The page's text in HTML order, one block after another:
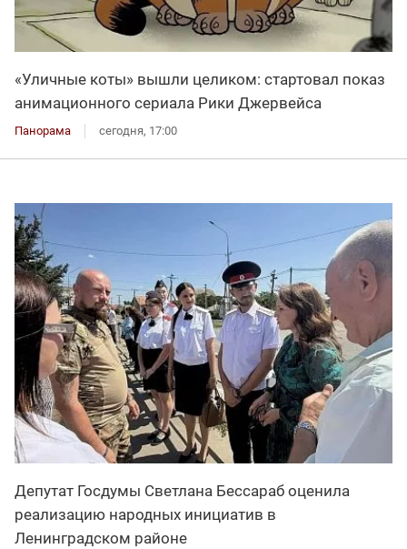
«Уличные коты» вышли целиком: стартовал показ
анимационного сериала Рики Джервейса
Панорама сегодня, 17:00
Депутат Госдумы Светлана Бессараб оценила
реализацию народных инициатив в
Ленинградском районе